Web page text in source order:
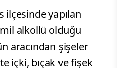
ilçesinde yapılan
alkollü olduğu
aracından şişeler
içki, bıçak ve fişek